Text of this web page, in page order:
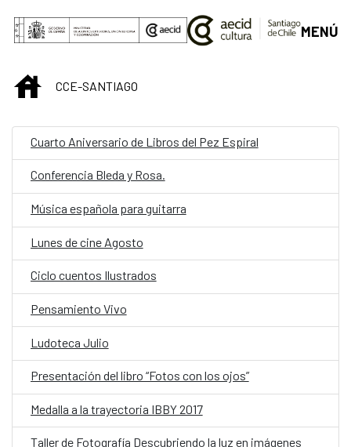
Saltar al contenido principal
MENÚ
INICIOCCE-SANTIAGO
Cuarto Aniversario de Libros del Pez Espiral
Conferencia Bleda y Rosa.
Música española para guitarra
Lunes de cine Agosto
Ciclo cuentos Ilustrados
Pensamiento Vivo
Ludoteca Julio
Presentación del libro “Fotos con los ojos”
Medalla a la trayectoria IBBY 2017
Taller de Fotografía Descubriendo la luz en imágenes